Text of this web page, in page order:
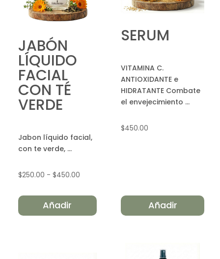
JABÓN
LÍQUIDO
FACIAL
CON TÉ
VERDE
Jabon líquido facial,
con te verde, ...
$250.00 - $450.00Rango
precios:
Añadir
SERUM
VITAMINA C.
ANTIOXIDANTE e
HIDRATANTE Combate
el envejecimiento ...
$450.00
Añadir